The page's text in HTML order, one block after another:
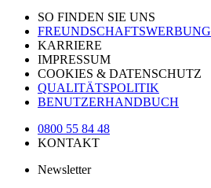
SO FINDEN SIE UNS
FREUNDSCHAFTSWERBUNG
KARRIERE
IMPRESSUM
COOKIES & DATENSCHUTZ
QUALITÄTSPOLITIK
BENUTZERHANDBUCH
0800 55 84 48
KONTAKT
Newsletter